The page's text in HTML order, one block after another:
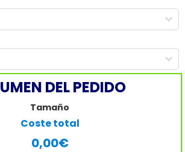
DEL PEDIDO
Tamaño
Coste total
0,00€